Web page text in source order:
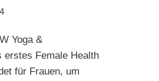
Yoga &
erstes Female Health
für Frauen, um